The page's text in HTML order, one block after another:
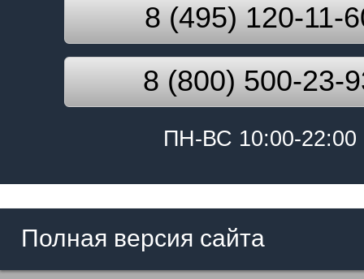
8 (495) 120-11-
8 (800) 500-23-
ПН-ВС 10:00-22:00
Полная версия сайта